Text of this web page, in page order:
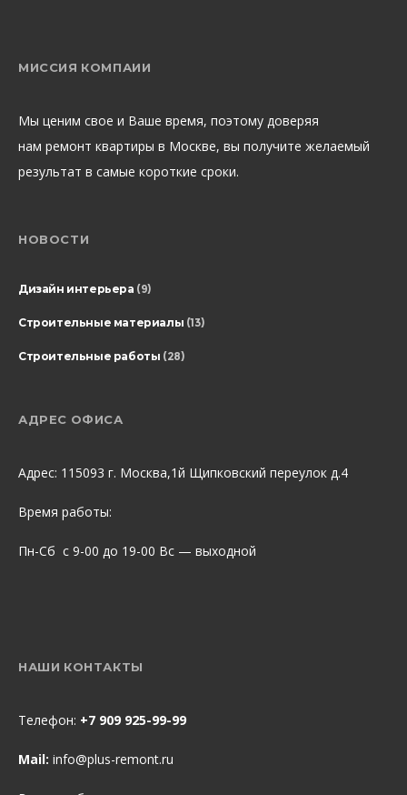
МИССИЯ КОМПАИИ
Мы ценим свое и Ваше время, поэтому доверяя
нам ремонт квартиры в Москве, вы получите желаемый
результат в самые короткие сроки.
НОВОСТИ
Дизайн интерьера (9)
Строительные материалы (13)
Строительные работы (28)
АДРЕС ОФИСА
Адрес: 115093 г. Москва,1й Щипковский переулок д.4
Время работы:
Пн-Сб с 9-00 до 19-00 Вс — выходной
НАШИ КОНТАКТЫ
Телефон: +7 909 925-99-99
Mail: info@plus-remont.ru